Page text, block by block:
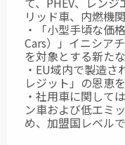
リッド車、内燃機
・「小型手頃な価
Cars）」イニシア
を対象とする新た
・EU域内で製造さ
レジット」の恩恵
・社用車に関して
ン車および低エミ
め、加盟国レベル